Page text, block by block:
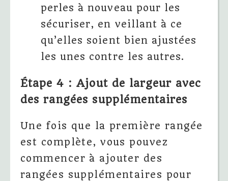
perles à nouveau pour les
sécuriser, en veillant à ce
qu’elles soient bien ajustées
les unes contre les autres.
Étape 4 : Ajout de largeur avec
des rangées supplémentaires
Une fois que la première rangée
est complète, vous pouvez
commencer à ajouter des
rangées supplémentaires pour